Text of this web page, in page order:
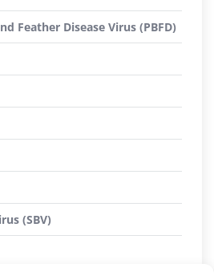
Feather Disease Virus (PBFD)
(SBV)